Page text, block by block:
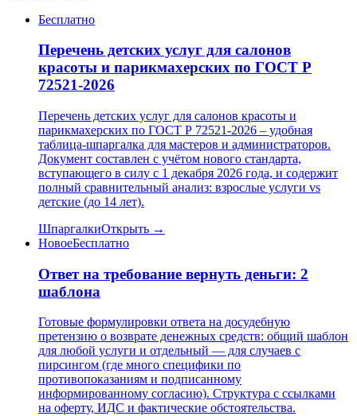
Бесплатно
Перечень детских услуг для салонов
красоты и парикмахерских по ГОСТ Р
72521-2026
Перечень детских услуг для салонов красоты и
парикмахерских по ГОСТ Р 72521-2026 – удобная
таблица-шпаргалка для мастеров и администраторов.
Документ составлен с учётом нового стандарта,
вступающего в силу с 1 декабря 2026 года, и содержит
полный сравнительный анализ: взрослые услуги vs
детские (до 14 лет).
ШпаргалкиОткрыть →
НовоеБесплатно
Ответ на требование вернуть деньги: 2
шаблона
Готовые формулировки ответа на досудебную
претензию о возврате денежных средств: общий шаблон
для любой услуги и отдельный — для случаев с
пирсингом (где много специфики по
противопоказаниям и подписанному
информированному согласию). Структура с ссылками
на оферту, ИДС и фактические обстоятельства.